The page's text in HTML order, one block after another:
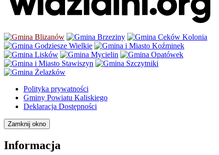
Polityka prywatności
Gminy Powiatu Kaliskiego
Deklaracja Dostępności
Zamknij okno
Informacja